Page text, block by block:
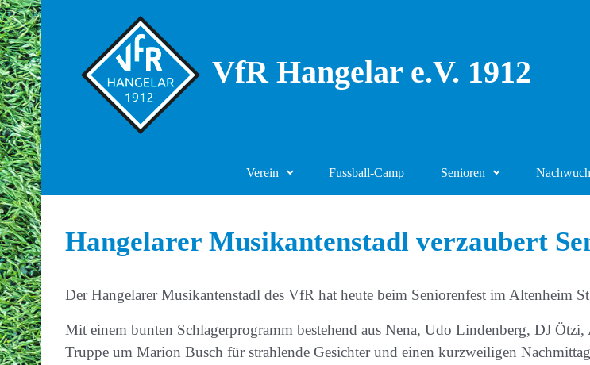
Zum Hauptinhalt springen
VfR Hangelar e.V. 1912
Verein Fussball-Camp Senioren
Hangelarer Musikantenstadl verzaubert
Der Hangelarer Musikantenstadl des VfR hat heute beim Seniorenfest im Altenheim
Mit einem bunten Schlagerprogramm bestehend aus Nena, Udo Lindenberg, DJ
Truppe um Marion Busch für strahlende Gesichter und einen kurzweiligen